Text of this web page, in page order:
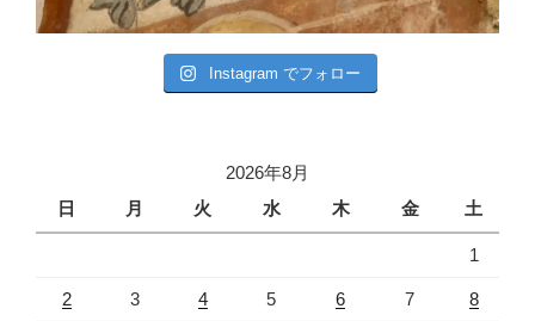
Instagram でフォロー
2026年8月
日
月 火 水 木 金 土
1
2 3 4 5 6 7 8